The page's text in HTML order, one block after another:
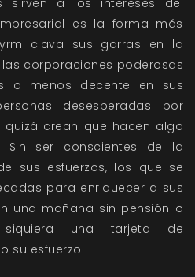
sirven a los intereses del
es la forma más
clava sus garras en la
corporaciones poderosas
o menos decente en sus
desesperadas por
crean que hacen algo
ser conscientes de la
sus esfuerzos, los que se
para enriquecer a sus
una mañana sin pensión o
una tarjeta de
su esfuerzo.